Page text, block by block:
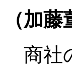
（加
商社